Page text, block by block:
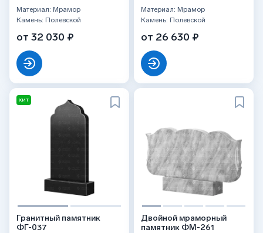
Материал: Мрамор
Камень: Полевской
от 32 030 ₽
Материал: Мрамор
Камень: Полевской
от 26 630 ₽
ХИТ
Гранитный памятник
ФГ-037
Двойной мраморный
памятник ФМ-261